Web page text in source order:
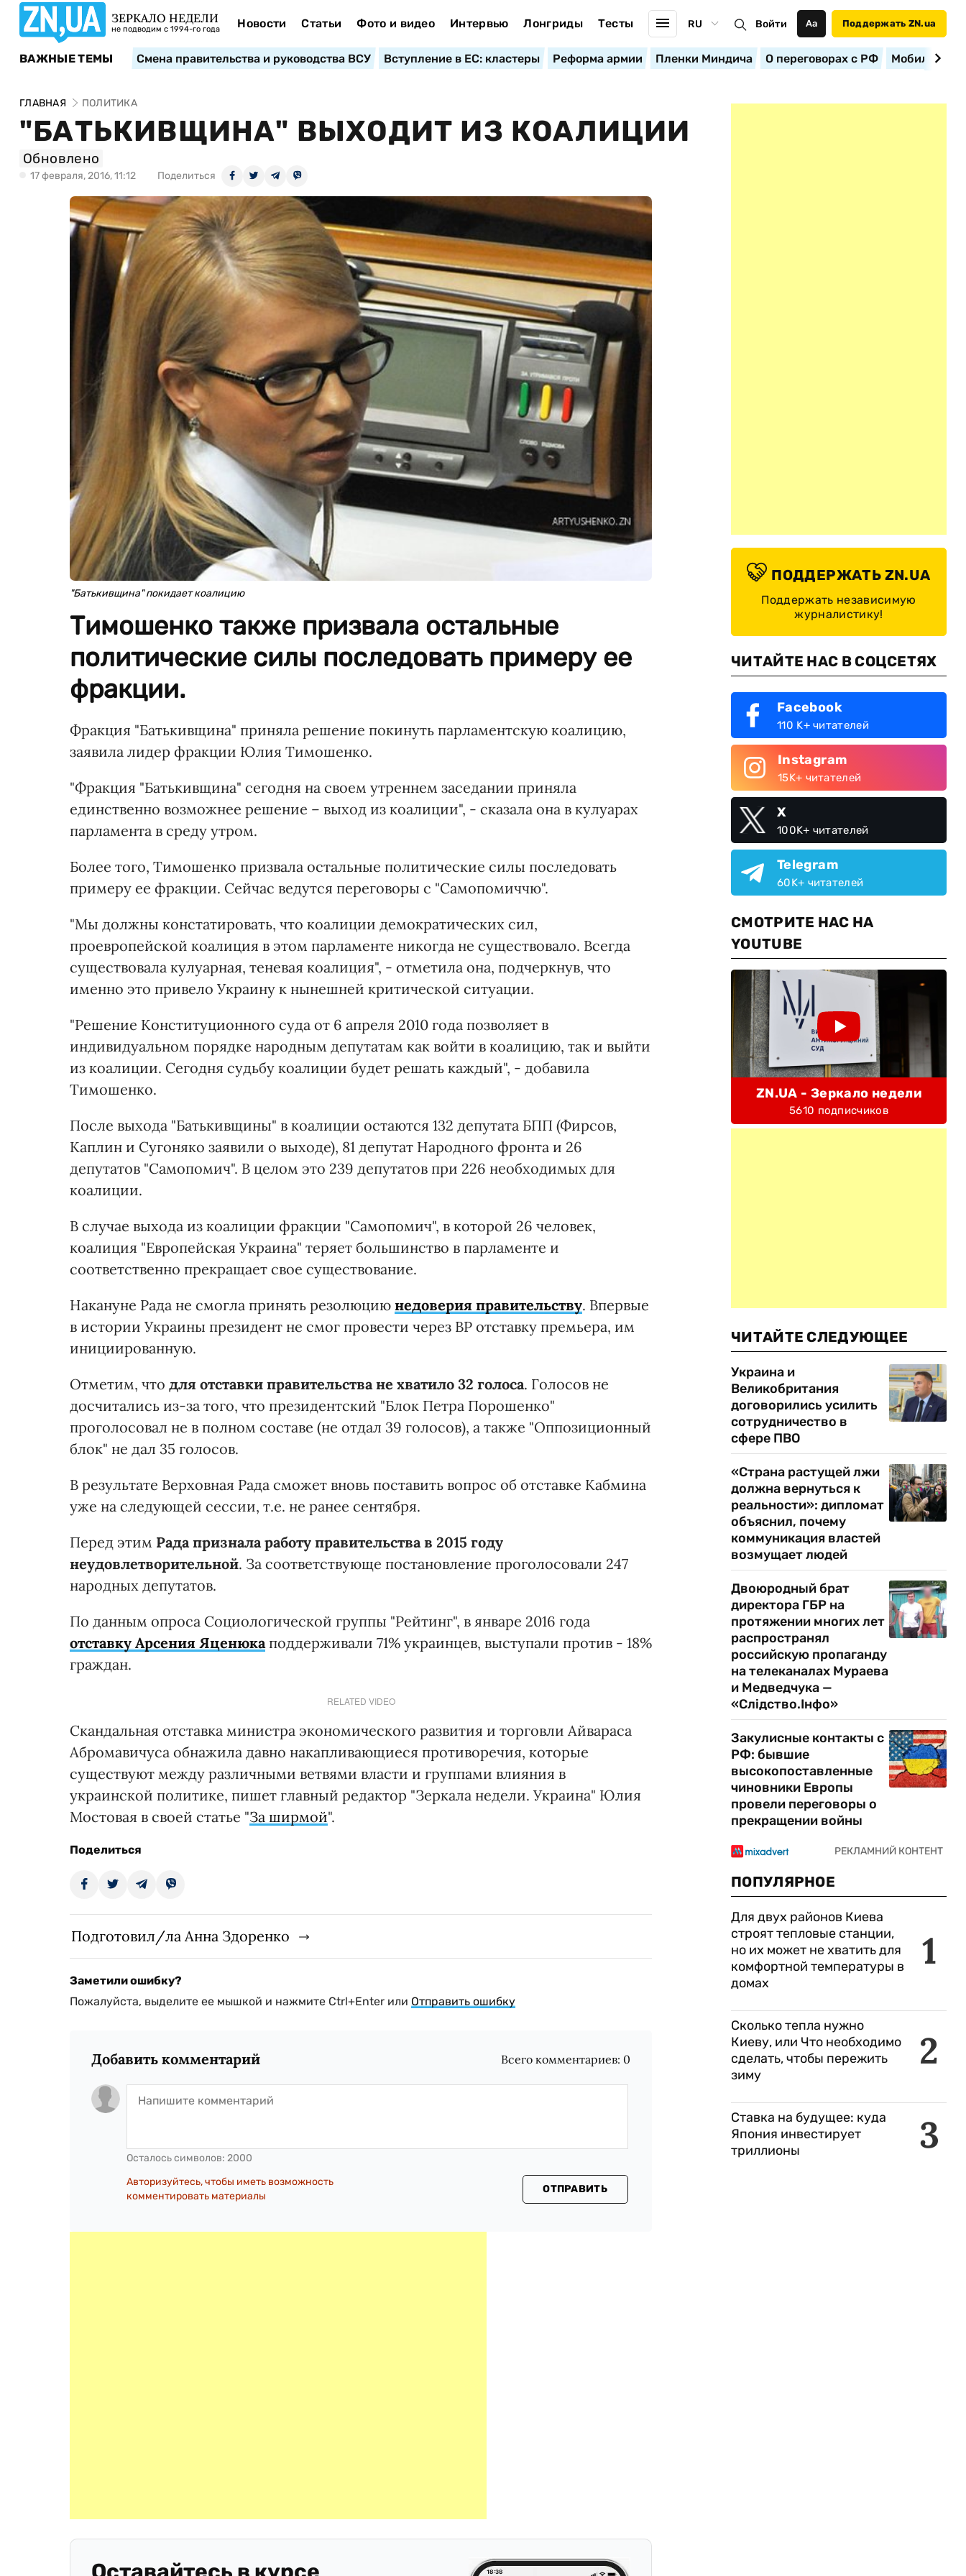
ЗЕРКАЛО НЕДЕЛИ
не подводим с 1994-го года Новости Статьи Фото и видео Интервью Лонгриды Тесты RU Войти Аа Поддержать ZN.ua
ВАЖНЫЕ ТЕМЫ Смена правительства и руководства ВСУ Вступление в ЕС: кластеры Реформа армии Пленки Миндича О переговорах с РФ
ГЛАВНАЯ ПОЛИТИКА
"БАТЬКИВЩИНА" ВЫХОДИТ ИЗ КОАЛИЦИИ
Обновлено
17 февраля, 2016, 11:12 Поделиться
"Батькивщина" покидает коалицию
Тимошенко также призвала остальные
политические силы последовать примеру ее
фракции.
Фракция "Батькивщина" приняла решение покинуть парламентскую коалицию,
заявила лидер фракции Юлия Тимошенко.
"Фракция "Батькивщина" сегодня на своем утреннем заседании приняла
единственно возможнее решение – выход из коалиции", - сказала она в кулуарах
парламента в среду утром.
Более того, Тимошенко призвала остальные политические силы последовать
примеру ее фракции. Сейчас ведутся переговоры с "Самопомиччю".
"Мы должны констатировать, что коалиции демократических сил,
проевропейской коалиция в этом парламенте никогда не существовало. Всегда
существовала кулуарная, теневая коалиция", - отметила она, подчеркнув, что
именно это привело Украину к нынешней критической ситуации.
"Решение Конституционного суда от 6 апреля 2010 года позволяет в
индивидуальном порядке народным депутатам как войти в коалицию, так и выйти
из коалиции. Сегодня судьбу коалиции будет решать каждый", - добавила
Тимошенко.
После выхода "Батькивщины" в коалиции остаются 132 депутата БПП (Фирсов,
Каплин и Сугоняко заявили о выходе), 81 депутат Народного фронта и 26
депутатов "Самопомич". В целом это 239 депутатов при 226 необходимых для
коалиции.
В случае выхода из коалиции фракции "Самопомич", в которой 26 человек,
коалиция "Европейская Украина" теряет большинство в парламенте и
соответственно прекращает свое существование.
Накануне Рада не смогла принять резолюцию недоверия правительству. Впервые
в истории Украины президент не смог провести через ВР отставку премьера, им
инициированную.
Отметим, что для отставки правительства не хватило 32 голоса. Голосов не
досчитались из-за того, что президентский "Блок Петра Порошенко"
проголосовал не в полном составе (не отдал 39 голосов), а также "Оппозиционный
блок" не дал 35 голосов.
В результате Верховная Рада сможет вновь поставить вопрос об отставке Кабмина
уже на следующей сессии, т.е. не ранее сентября.
Перед этим Рада признала работу правительства в 2015 году
неудовлетворительной. За соответствующе постановление проголосовали 247
народных депутатов.
По данным опроса Социологической группы "Рейтинг", в январе 2016 года
отставку Арсения Яценюка поддерживали 71% украинцев, выступали против - 18%
граждан.
RELATED VIDEO
Скандальная отставка министра экономического развития и торговли Айвараса
Абромавичуса обнажила давно накапливающиеся противоречия, которые
существуют между различными ветвями власти и группами влияния в
украинской политике, пишет главный редактор "Зеркала недели. Украина" Юлия
Мостовая в своей статье "За ширмой".
Поделиться
Подготовил/ла Анна Здоренко
Заметили ошибку?
Пожалуйста, выделите ее мышкой и нажмите Ctrl+Enter или Отправить ошибку
Добавить комментарий Всего комментариев: 0
Осталось символов: 2000
Авторизуйтесь, чтобы иметь возможность
комментировать материалы
ОТПРАВИТЬ
ПОДДЕРЖАТЬ ZN.UA
Поддержать независимую
журналистику!
ЧИТАЙТЕ НАС В СОЦСЕТЯХ
Facebook
110 K+ читателей
Instagram
15K+ читателей
X
100K+ читателей
Telegram
60K+ читателей
СМОТРИТЕ НАС НА
YOUTUBE
ZN.UA - Зеркало недели
5610 подписчиков
ЧИТАЙТЕ СЛЕДУЮЩЕЕ
Украина и
Великобритания
договорились усилить
сотрудничество в
сфере ПВО
«Страна растущей лжи
должна вернуться к
реальности»: дипломат
объяснил, почему
коммуникация властей
возмущает людей
Двоюродный брат
директора ГБР на
протяжении многих лет
распространял
российскую пропаганду
на телеканалах Мураева
и Медведчука —
«Слідство.Інфо»
Закулисные контакты с
РФ: бывшие
высокопоставленные
чиновники Европы
провели переговоры о
прекращении войны
ПОПУЛЯРНОЕ
1
Для двух районов Киева
строят тепловые станции,
но их может не хватить для
комфортной температуры в
домах
2
Сколько тепла нужно
Киеву, или Что необходимо
сделать, чтобы пережить
зиму
3
Ставка на будущее: куда
Япония инвестирует
триллионы